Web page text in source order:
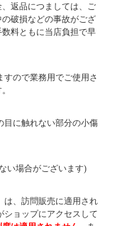
返品につましては、ご
破損などの事故がござ
料ともに当店負担で早
ので業務用でご使用さ
に触れない部分の小傷
い場合がございます)
、訪問販売に適用され
ショップにアクセスして